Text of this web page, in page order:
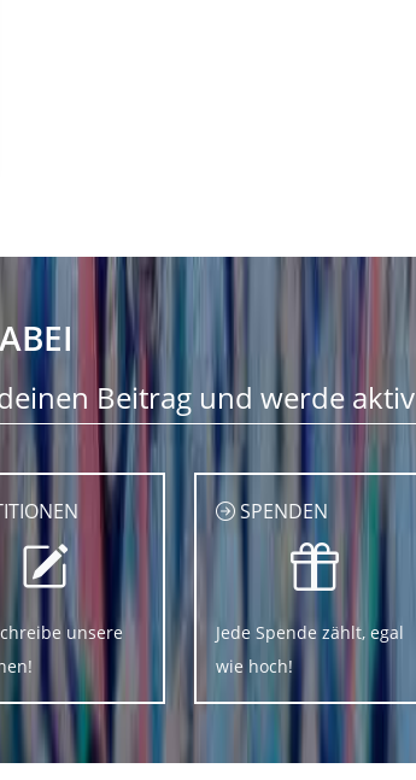
Beitrag und werde aktiv
unsere
SPENDEN
Jede Spende zählt, egal
wie hoch!